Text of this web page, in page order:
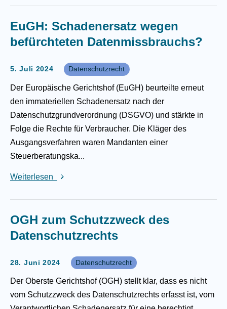
EuGH: Schadenersatz wegen
befürchteten Datenmissbrauchs?
5. Juli 2024 Datenschutzrecht
Der Europäische Gerichtshof (EuGH) beurteilte erneut
den immateriellen Schadenersatz nach der
Datenschutzgrundverordnung (DSGVO) und stärkte in
Folge die Rechte für Verbraucher. Die Kläger des
Ausgangsverfahren waren Mandanten einer
Steuerberatungska...
Weiterlesen
OGH zum Schutzzweck des
Datenschutzrechts
28. Juni 2024 Datenschutzrecht
Der Oberste Gerichtshof (OGH) stellt klar, dass es nicht
vom Schutzzweck des Datenschutzrechts erfasst ist, vom